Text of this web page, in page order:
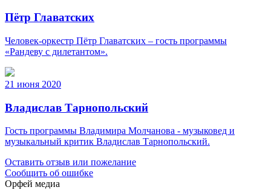
Пётр Главатских
Человек-оркестр Пётр Главатских – гость программы
«Рандеву с дилетантом».
21 июня 2020
Владислав Тарнопольский
Гость программы Владимира Молчанова - музыковед и
музыкальный критик Владислав Тарнопольский.
Оставить отзыв или пожелание
Сообщить об ошибке
Орфей медиа